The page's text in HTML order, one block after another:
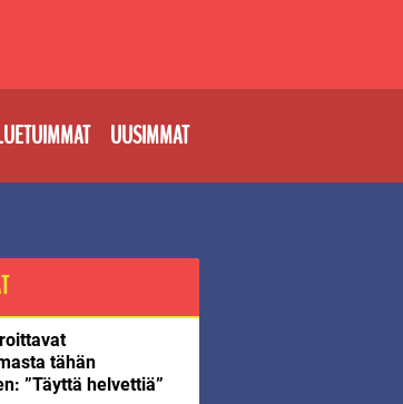
UUSIMMAT
tähän
”Täyttä helvettiä”